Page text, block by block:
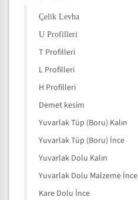
Çelik Levha
U Profilleri
T Profilleri
L Profilleri
H Profilleri
Demet kesim
Yuvarlak Tüp (Boru) Kalın
Yuvarlak Tüp (Boru) İnce
Yuvarlak Dolu Kalın
Yuvarlak Dolu Malzeme İnce
Kare Dolu İnce